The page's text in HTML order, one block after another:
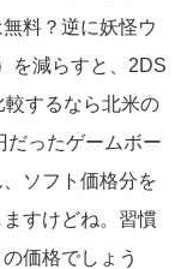
料？逆に妖怪ウ
を減らすと、2DS
するなら北米の
だったゲームボー
ソフト価格分を
すけどね。習慣
価格でしょう